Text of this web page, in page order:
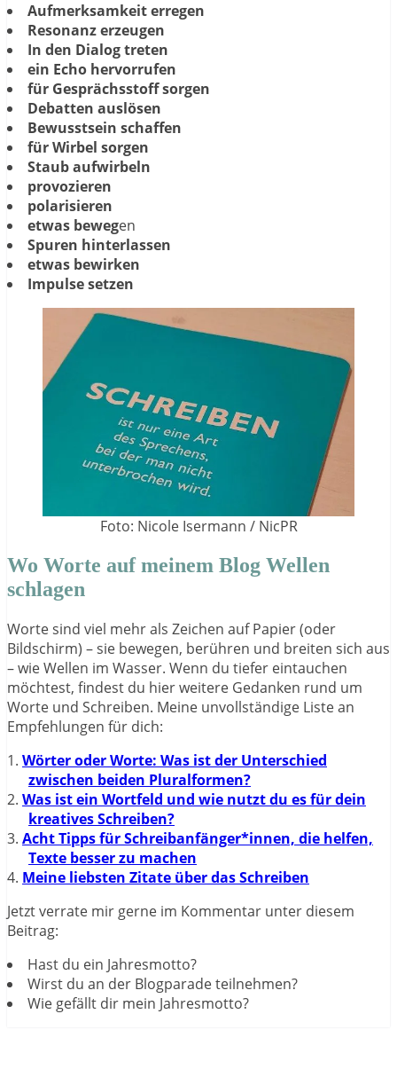
Aufmerksamkeit erregen
Resonanz erzeugen
In den Dialog treten
ein Echo hervorrufen
für Gesprächsstoff sorgen
Debatten auslösen
Bewusstsein schaffen
für Wirbel sorgen
Staub aufwirbeln
provozieren
polarisieren
etwas bewegen
Spuren hinterlassen
etwas bewirken
Impulse setzen
Foto: Nicole Isermann / NicPR
Wo Worte auf meinem Blog Wellen
schlagen
Worte sind viel mehr als Zeichen auf Papier (oder
Bildschirm) – sie bewegen, berühren und breiten sich aus
– wie Wellen im Wasser. Wenn du tiefer eintauchen
möchtest, findest du hier weitere Gedanken rund um
Worte und Schreiben. Meine unvollständige Liste an
Empfehlungen für dich:
Wörter oder Worte: Was ist der Unterschied
zwischen beiden Pluralformen?
Was ist ein Wortfeld und wie nutzt du es für dein
kreatives Schreiben?
Acht Tipps für Schreibanfänger*innen, die helfen,
Texte besser zu machen
Meine liebsten Zitate über das Schreiben
Jetzt verrate mir gerne im Kommentar unter diesem
Beitrag:
Hast du ein Jahresmotto?
Wirst du an der Blogparade teilnehmen?
Wie gefällt dir mein Jahresmotto?